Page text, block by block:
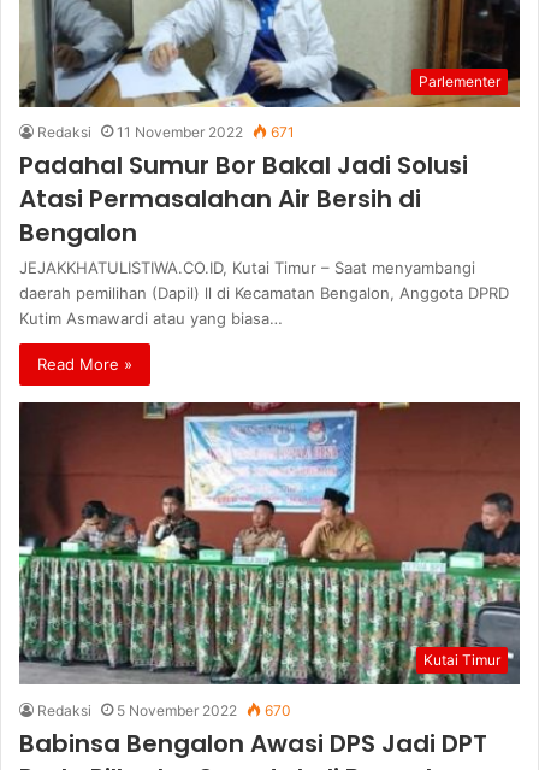
Parlementer
Redaksi 11 November 2022 671
Padahal Sumur Bor Bakal Jadi Solusi
Atasi Permasalahan Air Bersih di
Bengalon
JEJAKKHATULISTIWA.CO.ID, Kutai Timur – Saat menyambangi
daerah pemilihan (Dapil) ll di Kecamatan Bengalon, Anggota DPRD
Kutim Asmawardi atau yang biasa…
Read More »
Kutai Timur
Redaksi 5 November 2022 670
Babinsa Bengalon Awasi DPS Jadi DPT